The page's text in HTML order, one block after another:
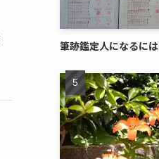
筆跡鑑定人になるには